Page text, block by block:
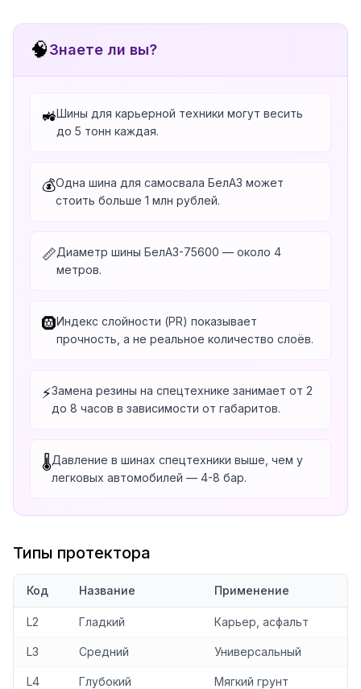
🧠Знаете ли вы?
🚜Шины для карьерной техники могут весить
до 5 тонн каждая.
💰Одна шина для самосвала БелАЗ может
стоить больше 1 млн рублей.
📏Диаметр шины БелАЗ-75600 — около 4
метров.
🛞Индекс слойности (PR) показывает
прочность, а не реальное количество слоёв.
⚡Замена резины на спецтехнике занимает от 2
до 8 часов в зависимости от габаритов.
🌡️Давление в шинах спецтехники выше, чем у
легковых автомобилей — 4-8 бар.
Типы протектора
Код Название Применение
L2 Гладкий Карьер, асфальт
L3 Средний Универсальный
L4 Глубокий Мягкий грунт